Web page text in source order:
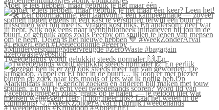
Moet je iets hebben, maar gebruik je het maar één
Tweedehands wordt gelukkig steeds normaler 🙌 En